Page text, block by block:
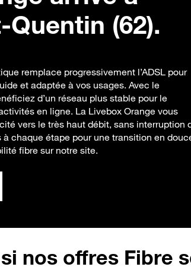
(62).
remplace progressivement l’ADSL pour
et adaptée à vos usages. Avec le
d’un réseau plus stable pour le
en ligne. La Livebox Orange vous
vers le très haut débit, sans interruption
chaque étape pour une transition en
fibre sur notre site.
nos offres Fibre